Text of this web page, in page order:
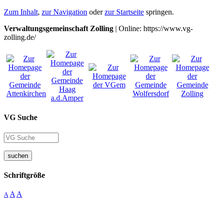
Zum Inhalt, zur Navigation oderzur Startseite springen.
Verwaltungsgemeinschaft Zolling | Online: https://www.vg-
zolling.de/
VG Suche
suchen
Schriftgröße
A A A